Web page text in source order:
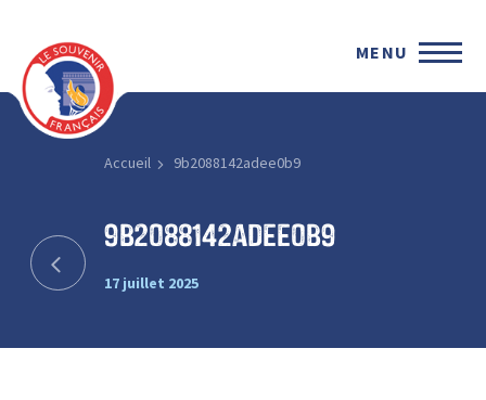
MENU
Accueil 9b2088142adee0b9
9b2088142adee0b9
17 juillet 2025